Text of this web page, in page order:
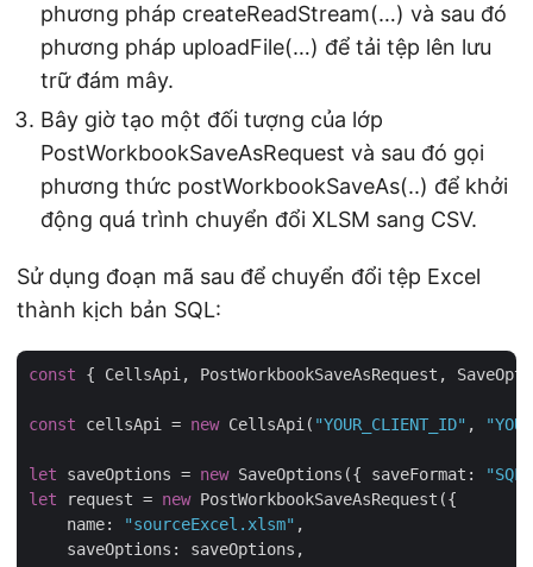
phương pháp createReadStream(…) và sau đó
phương pháp uploadFile(…) để tải tệp lên lưu
trữ đám mây.
Bây giờ tạo một đối tượng của lớp
PostWorkbookSaveAsRequest và sau đó gọi
phương thức postWorkbookSaveAs(..) để khởi
động quá trình chuyển đổi XLSM sang CSV.
Sử dụng đoạn mã sau để chuyển đổi tệp Excel
thành kịch bản SQL:
const { CellsApi, PostWorkbookSaveAsRequest,
const cellsApi = new CellsApi( "YOUR_CLIENT_ID" ,
let saveOptions = new SaveOptions({ saveFormat :
"SQL"
let request = new PostWorkbookSaveAsRequest({
name: "sourceExcel.xlsm" ,
saveOptions : saveOptions,